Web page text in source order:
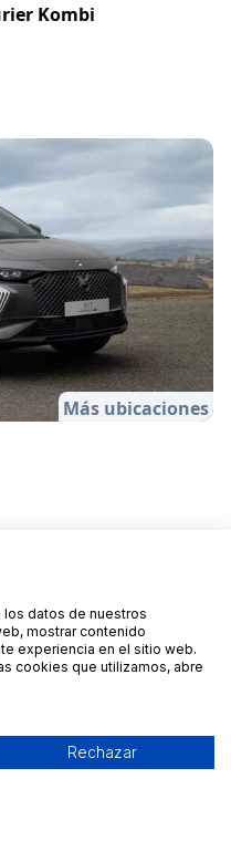
Kombi
Más ubicaciones
los datos de nuestros
mostrar contenido
experiencia en el sitio web.
cookies que utilizamos, abre
Rechazar